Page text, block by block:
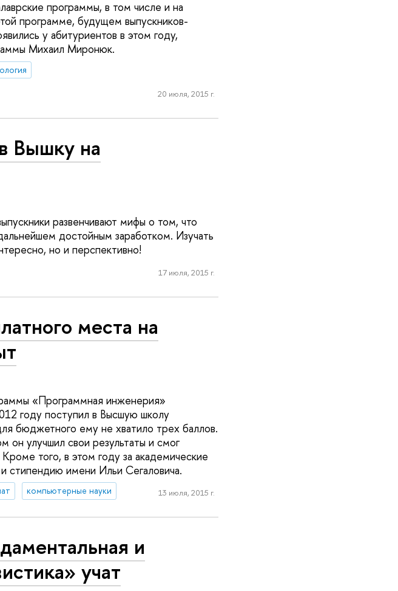
программы, в том числе и на
программе, будущем выпускников-
у абитуриентов в этом году,
Михаил Миронюк.
20 июля, 2015 г.
Вышку на
развенчивают мифы о том, что
достойным заработком. Изучать
но и перспективно!
17 июля, 2015 г.
места на
«Программная инженерия»
году поступил в Высшую школу
бюджетного ему не хватило трех баллов.
он улучшил свои результаты и смог
того, в этом году за академические
стипендию имени Ильи Сегаловича.
компьютерные науки 13 июля, 2015 г.
и
учат